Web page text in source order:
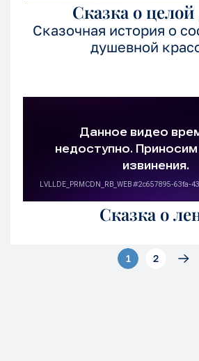
Сказка о
Сказочная история о
душевной
Сказка о
1 2